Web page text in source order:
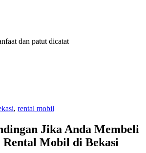
dan patut dicatat
, rental mobil
Jika Anda Membeli
Mobil di Bekasi